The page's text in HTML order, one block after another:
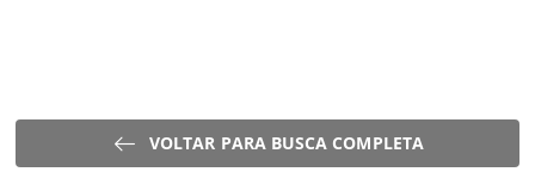
VOLTAR PARA BUSCA COMPLETA